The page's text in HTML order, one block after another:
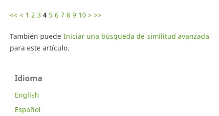
<< < 1 2 3 4 5 6 7 8 9 10 > >>
También puede Iniciar una búsqueda de similitud avanzada
para este artículo.
Idioma
English
Español